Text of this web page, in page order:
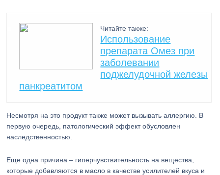
Читайте также:
Использование
препарата Омез при
заболевании
поджелудочной железы
панкреатитом
Несмотря на это продукт также может вызывать аллергию. В
первую очередь, патологический эффект обусловлен
наследственностью.
Еще одна причина – гиперчувствительность на вещества,
которые добавляются в масло в качестве усилителей вкуса и